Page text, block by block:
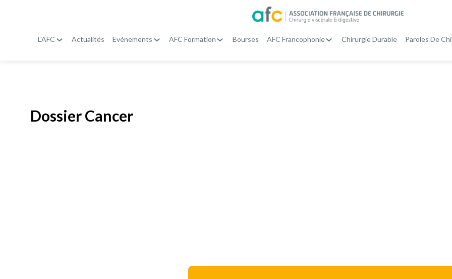
L'AFC Actualités Evénements AFC Formation Bourses AFC Francophonie Chirurgie Durable Paroles De
Dossier Cancer